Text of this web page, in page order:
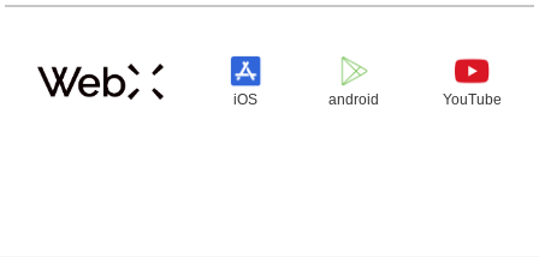
iOS android YouTube